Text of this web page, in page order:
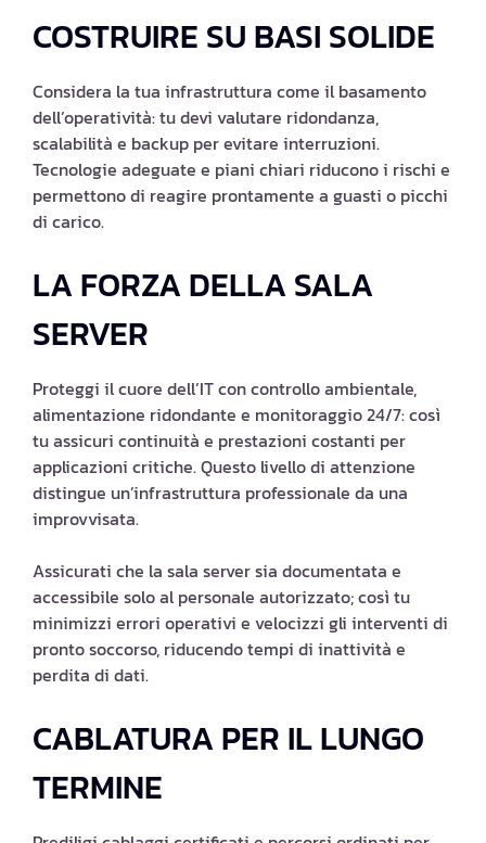
COSTRUIRE SU BASI SOLIDE
Considera la tua infrastruttura come il basamento
dell’operatività: tu devi valutare ridondanza,
scalabilità e backup per evitare interruzioni.
Tecnologie adeguate e piani chiari riducono i rischi e
permettono di reagire prontamente a guasti o picchi
di carico.
LA FORZA DELLA SALA
SERVER
Proteggi il cuore dell’IT con controllo ambientale,
alimentazione ridondante e monitoraggio 24/7: così
tu assicuri continuità e prestazioni costanti per
applicazioni critiche. Questo livello di attenzione
distingue un’infrastruttura professionale da una
improvvisata.
Assicurati che la sala server sia documentata e
accessibile solo al personale autorizzato; così tu
minimizzi errori operativi e velocizzi gli interventi di
pronto soccorso, riducendo tempi di inattività e
perdita di dati.
CABLATURA PER IL LUNGO
TERMINE